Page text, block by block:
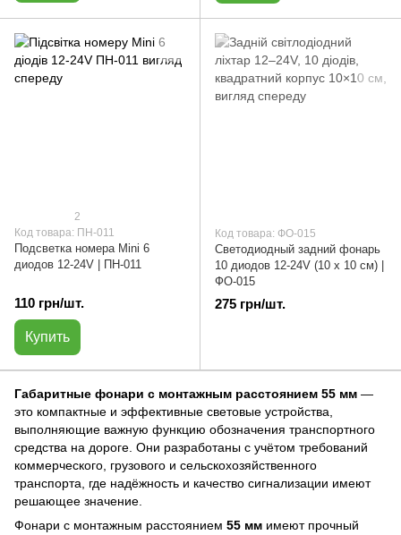
2
Код товара: ПН-011
Подсветка номера Mini 6
диодов 12-24V | ПН-011
110 грн/шт.
Купить
Код товара: ФО-015
Светодиодный задний фонарь
10 диодов 12-24V (10 х 10 см) |
ФО-015
275 грн/шт.
Габаритные фонари с монтажным расстоянием 55 мм —
это компактные и эффективные световые устройства,
выполняющие важную функцию обозначения транспортного
средства на дороге. Они разработаны с учётом требований
коммерческого, грузового и сельскохозяйственного
транспорта, где надёжность и качество сигнализации имеют
решающее значение.
Фонари с монтажным расстоянием 55 мм имеют прочный